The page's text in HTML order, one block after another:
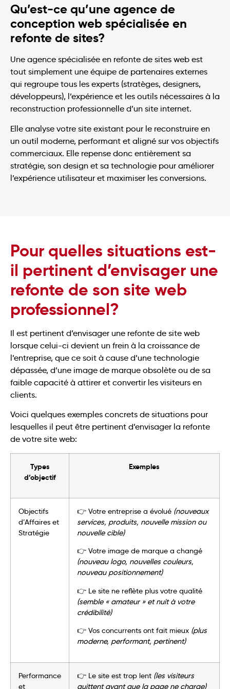
Qu’est-ce qu’une agence de
conception web spécialisée en
refonte de sites?
Une agence spécialisée en refonte de sites web est
tout simplement une équipe de partenaires externes
qui regroupe tous les experts (stratèges, designers,
développeurs), l’expérience et les outils nécessaires à la
reconstruction professionnelle d’un site internet.
Elle analyse votre site existant pour le reconstruire en
un outil moderne, performant et aligné sur vos objectifs
commerciaux. Elle repense donc entièrement sa
stratégie, son design et sa technologie pour améliorer
l’expérience utilisateur et maximiser les conversions.
Pour quelles situations est-
il pertinent d’envisager une
refonte de son site web
professionnel?
Il est pertinent d’envisager une refonte de site web
lorsque celui-ci devient un frein à la croissance de
l’entreprise, que ce soit à cause d’une technologie
dépassée, d’une image de marque obsolète ou de sa
faible capacité à attirer et convertir les visiteurs en
clients.
Voici quelques exemples concrets de situations pour
lesquelles il peut être pertinent d’envisager la refonte
de votre site web:
Types
d’objectif
Exemples
Objectifs
d’Affaires et
Stratégie
👉 Votre entreprise a évolué (nouveaux
services, produits, nouvelle mission ou
nouvelle cible)
👉 Votre image de marque a changé
(nouveau logo, nouvelles couleurs,
nouveau positionnement)
👉 Le site ne reflète plus votre qualité
(semble « amateur » et nuit à votre
crédibilité)
👉 Vos concurrents ont fait mieux (plus
moderne, performant, pertinent)
Performance
et
👉 Le site est trop lent (les visiteurs
quittent avant que la page ne charge)